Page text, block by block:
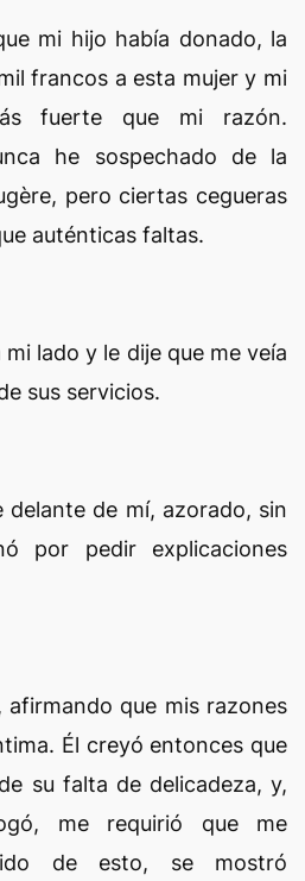
mi hijo había donado, la
francos a esta mujer y mi
fuerte que mi razón.
he sospechado de la
pero ciertas cegueras
auténticas faltas.
lado y le dije que me veía
sus servicios.
delante de mí, azorado, sin
por pedir explicaciones
afirmando que mis razones
Él creyó entonces que
su falta de delicadeza, y,
me requirió que me
de esto, se mostró